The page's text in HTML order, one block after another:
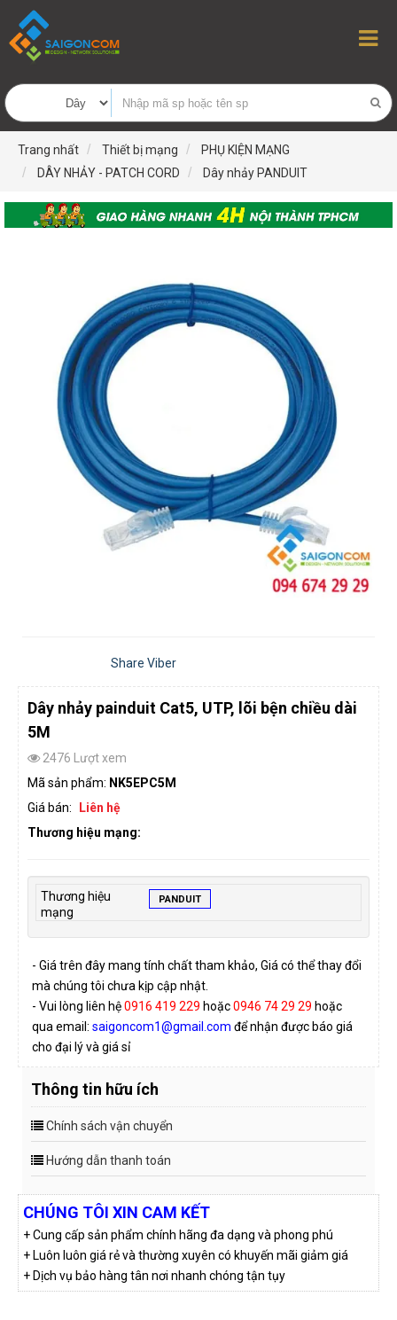
Trang nhất Thiết bị mạng
PHỤ KIỆN MẠNG
DÂY NHẢY - PATCH CORD
Dây nhảy PANDUIT
Share Viber
Dây nhảy painduit Cat5, UTP, lõi bện chiều dài
5M
2476 Lượt xem
Mã sản phẩm: NK5EPC5M
Giá bán:
Liên hệ
Thương hiệu mạng:
Thương hiệu
mạng
PANDUIT
- Giá trên đây mang tính chất tham khảo, Giá có thể thay đổi
mà chúng tôi chưa kịp cập nhật.
- Vui lòng liên hệ0916 419 229 hoặc0946 74 29 29 hoặc
qua email: saigoncom1@gmail.com để nhận được báo giá
cho đại lý và giá sỉ
Thông tin hữu ích
Chính sách vận chuyển
Hướng dẫn thanh toán
CHÚNG TÔI XIN CAM KẾT
+ Cung cấp sản phẩm chính hãng đa dạng và phong phú
+ Luôn luôn giá rẻ và thường xuyên có khuyến mãi giảm giá
+ Dịch vụ bảo hàng tân nơi nhanh chóng tận tụy